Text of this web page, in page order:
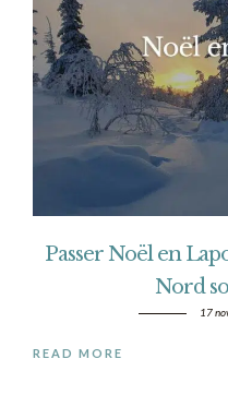
Passer Noël en
Nord
17
READ MORE